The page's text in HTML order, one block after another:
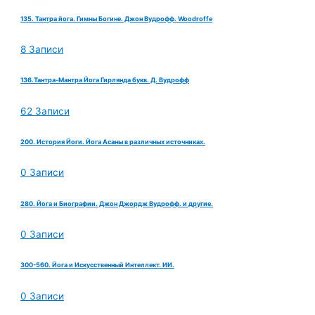
135. Тантра йога. Гимны Богине. Джон Вудрофф. Woodroffe
8 Записи
136.Тантра-Мантра Йога Гирлянда букв. Д. Вудрофф
62 Записи
200. История Йоги. Йога Асаны в различных источниках.
0 Записи
280. Йога и Биографии. Джон Джордж Вудрофф. и другие.
0 Записи
300-560. Йога и Искусственный Интеллект. ИИ.
0 Записи